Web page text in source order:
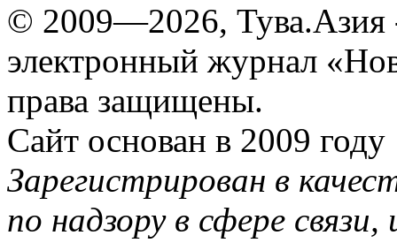
© 2009—2026, Тува.Азия
электронный журнал
права защищены.
Сайт основан в 2009 году
Зарегистрирован в
по надзору в сфере